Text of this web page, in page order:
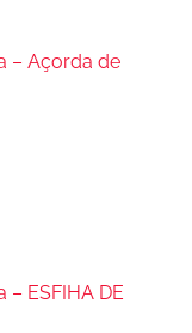
– Açorda de
– ESFIHA DE